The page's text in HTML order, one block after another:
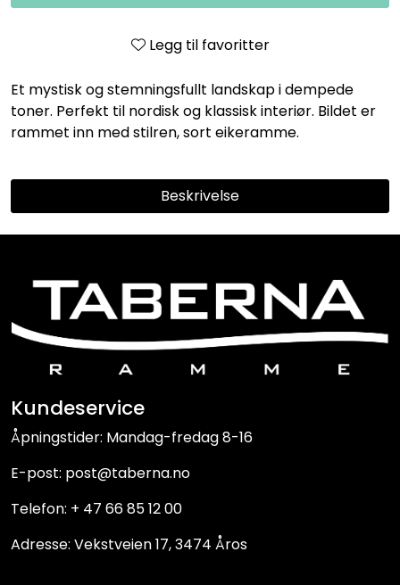
Legg til favoritter
Et mystisk og stemningsfullt landskap i dempede
toner. Perfekt til nordisk og klassisk interiør. Bildet er
rammet inn med stilren, sort eikeramme.
Beskrivelse
Kundeservice
Åpningstider: Mandag-fredag 8-16
E-post: post@taberna.no
Telefon: + 47 66 85 12 00
Adresse: Vekstveien 17, 3474 Åros